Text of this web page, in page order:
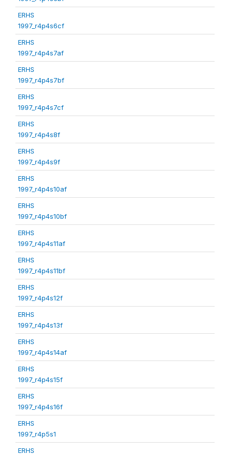
ERHS
1997_r4p4s6cf
ERHS
1997_r4p4s7af
ERHS
1997_r4p4s7bf
ERHS
1997_r4p4s7cf
ERHS
1997_r4p4s8f
ERHS
1997_r4p4s9f
ERHS
1997_r4p4s10af
ERHS
1997_r4p4s10bf
ERHS
1997_r4p4s11af
ERHS
1997_r4p4s11bf
ERHS
1997_r4p4s12f
ERHS
1997_r4p4s13f
ERHS
1997_r4p4s14af
ERHS
1997_r4p4s15f
ERHS
1997_r4p4s16f
ERHS
1997_r4p5s1
ERHS